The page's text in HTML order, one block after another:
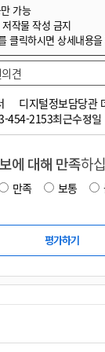
가능
작물 작성 금지
클릭하시면 상세내용
디지털정보담당관
454-2153최근수정일
견
에 대해 만족하
만족 보통